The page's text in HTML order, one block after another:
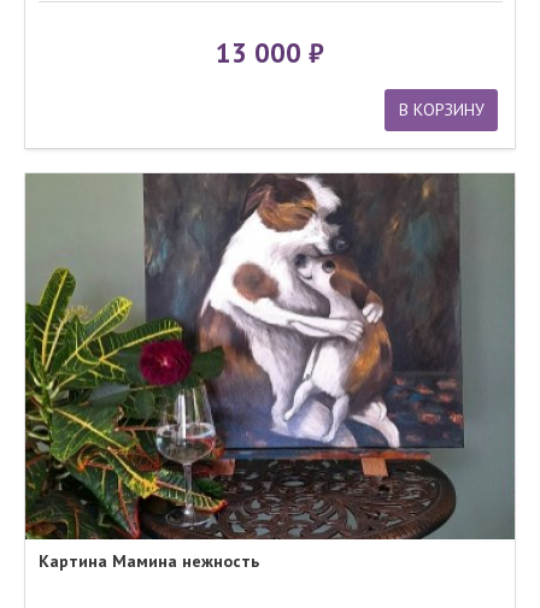
13 000
В КОРЗИНУ
Картина Мамина нежность